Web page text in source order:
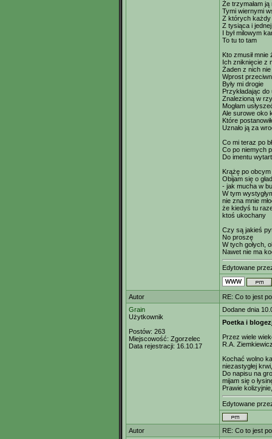
Że trzymałam
Tymi wiernymi
Z których każdy
Z tysiąca i
I był milowym
To tu to tam
Kto zmusił mnie
Ich zniknięcie z
Żaden z nich nie
Wprost
Były mi drogie
Przykładając
Znalezioną w
Mogłam
Ale surowe oko
Które
Uznało ją za
Co mi teraz po
Co po niemych
Do imentu
Krążę po obcym
Obijam się o
- jak mucha w
W tym
nie zna mnie
że kiedyś tu
ktoś ukochany
Czy są jakieś
No proszę
W tych gołych,
Nawet nie ma
Edytowane
Autor
RE: Co to jest
Grain
Użytkownik
Postów: 263
Miejscowość: Zgorzelec
Data rejestracji: 16.10.17
Dodane dnia
Poetka i
Przez wiele
R.A.
Kochać wolno
niezastygłej
Do napisu na
mijam się o
Prawie
Edytowane
Autor
RE: Co to jest